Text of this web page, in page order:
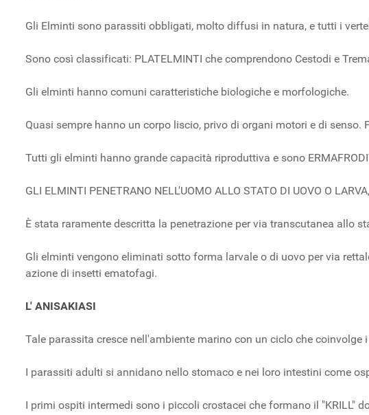
Gli Elminti sono parassiti obbligati, molto diffusi in natura, e tutti i
Sono così classificati: PLATELMINTI che comprendono Cestodi e
Gli elminti hanno comuni caratteristiche biologiche e morfologiche.
Quasi sempre hanno un corpo liscio, privo di organi motori e di
Tutti gli elminti hanno grande capacità riproduttiva e sono
GLI ELMINTI PENETRANO NELL'UOMO ALLO STATO DI UOVO O
È stata raramente descritta la penetrazione per via transcutanea allo
Gli elminti vengono eliminati sotto forma larvale o di uovo per via
azione di insetti ematofagi.
L' ANISAKIASI
Tale parassita cresce nell'ambiente marino con un ciclo che
I parassiti adulti si annidano nello stomaco e nei loro intestini come
I primi ospiti intermedi sono i piccoli crostacei che formano il "KRILL"